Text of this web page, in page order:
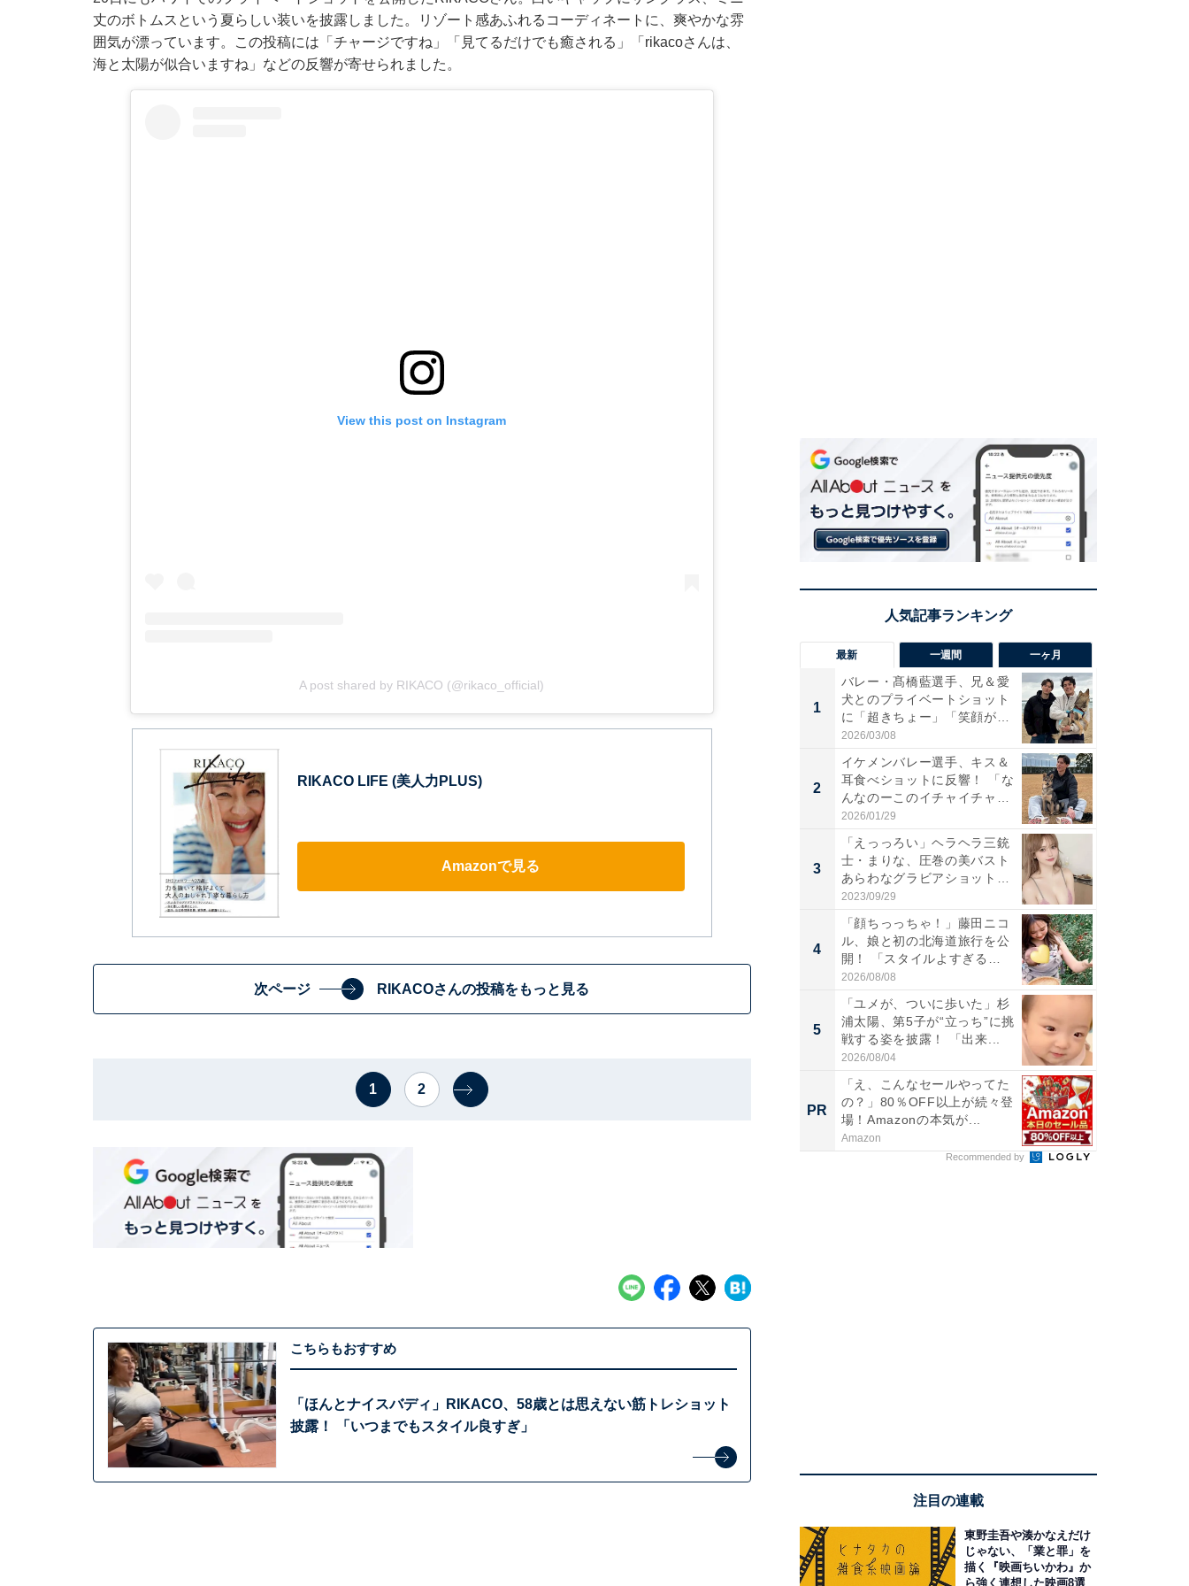
丈のボトムスという夏らしい装いを披露しました。リゾート感あふれるコーディネートに、爽やかな雰
囲気が漂っています。この投稿には「チャージですね」「見てるだけでも癒される」「rikacoさんは、
海と太陽が似合いますね」などの反響が寄せられました。
View this post on Instagram
A post shared by RIKACO (@rikaco_official)
RIKACO LIFE (美人力PLUS)
Amazonで見る
次ページ RIKACOさんの投稿をもっと見る
1 2
こちらもおすすめ
「ほんとナイスバディ」RIKACO、58歳とは思えない筋トレショット
披露！ 「いつまでもスタイル良すぎ」
最新 一週間 一ヶ月
1
バレー・髙橋藍選手、兄＆愛
犬とのプライベートショット
に「超きちょー」「笑顔が見
れ...
2026/03/08
2
イケメンバレー選手、キス＆
耳食べショットに反響！ 「な
んなのーこのイチャイチャ
感...
2026/01/29
3
「えっっろい」ヘラヘラ三銃
士・まりな、圧巻の美バスト
あらわなグラビアショット公
開...
2023/09/29
4
「顔ちっっちゃ！」藤田ニコ
ル、娘と初の北海道旅行を公
開！ 「スタイルよすぎる
よ〜...
2026/08/08
5
「ユメが、ついに歩いた」杉
浦太陽、第5子が“立っち”に挑
戦する姿を披露！ 「出来...
2026/08/04
PR
「え、こんなセールやってた
の？」80％OFF以上が続々登
場！Amazonの本気が...
Amazon
Recommended by
注目の連載
東野圭吾や湊かなえだけ
じゃない、「業と罪」を
描く『映画ちいかわ』か
ら強く連想した映画8選